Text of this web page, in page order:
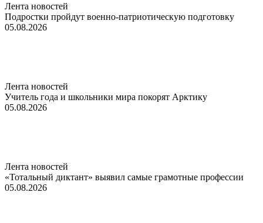
Лента новостей
Подростки пройдут военно-патриотическую подготовку
05.08.2026
Лента новостей
Учитель года и школьники мира покорят Арктику
05.08.2026
Лента новостей
«Тотальный диктант» выявил самые грамотные профессии
05.08.2026